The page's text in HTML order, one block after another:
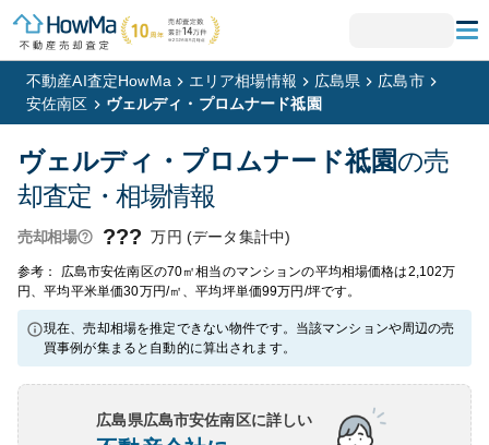
不動産AI査定HowMa エリア相場情報 広島県
広島市
安佐南区
ヴェルディ・プロムナード祗園
ヴェルディ・プロムナード祗園の売
却査定・相場情報
売却相場 ??? 万円 (データ集計中)
参考： 広島市安佐南区の70㎡相当のマンションの平均相場価格は2,102万
円、平均平米単価30万円/㎡、平均坪単価99万円/坪です。
現在、売却相場を推定できない物件です。当該マンションや周辺の売
買事例が集まると自動的に算出されます。
広島県広島市安佐南区に詳しい